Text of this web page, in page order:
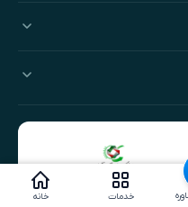
خدمات خانه